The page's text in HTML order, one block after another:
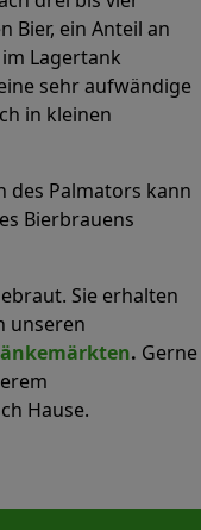
Bier, ein Anteil an
Lagertank
sehr aufwändige
in kleinen
des Palmators kann
Bierbrauens
Sie erhalten
unseren
. Gerne
Hause.